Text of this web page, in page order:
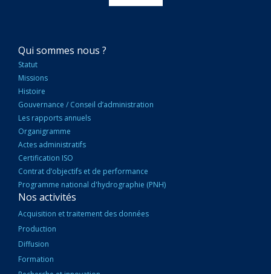
NAVIGATION
PRINCIPALE
Qui sommes nous ?
Statut
Missions
Histoire
Gouvernance / Conseil d’administration
Les rapports annuels
Organigramme
Actes administratifs
Certification ISO
Contrat d’objectifs et de performance
Programme national d'hydrographie (PNH)
Nos activités
Acquisition et traitement des données
Production
Diffusion
Formation